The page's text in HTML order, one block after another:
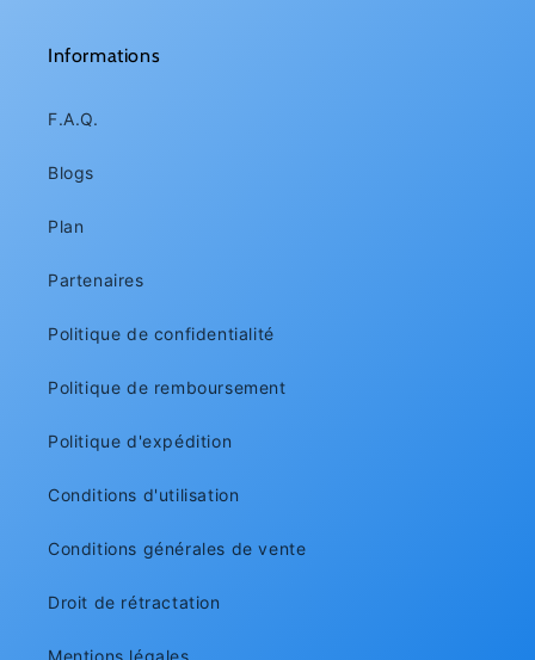
Informations
F.A.Q.
Blogs
Plan
Partenaires
Politique de confidentialité
Politique de remboursement
Politique d'expédition
Conditions d'utilisation
Conditions générales de vente
Droit de rétractation
Mentions légales